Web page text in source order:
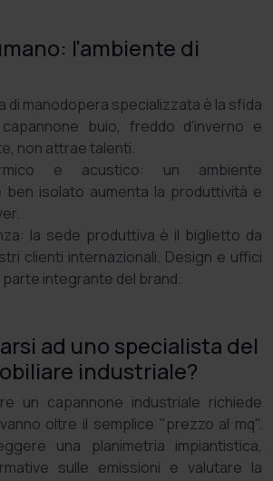
l'ambiente di
di manodopera specializzata è la sfida
buio, freddo d'inverno e
non attrae talenti.
e acustico: un ambiente
ben isolato aumenta la produttività e
la sede produttiva è il biglietto da
clienti internazionali. Design e uffici
integrante del brand.
ad uno specialista del
industriale?
un capannone industriale richiede
oltre il semplice "prezzo al mq".
una planimetria impiantistica,
sulle emissioni e valutare la